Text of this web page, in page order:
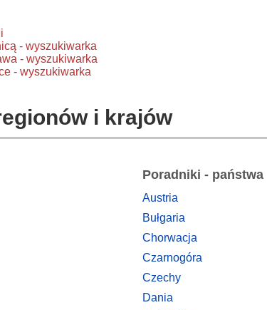
- wyszukiwarka
- wyszukiwarka
- wyszukiwarka
i krajów
Poradniki - państwa
Austria
Bułgaria
Chorwacja
Czarnogóra
Czechy
Dania